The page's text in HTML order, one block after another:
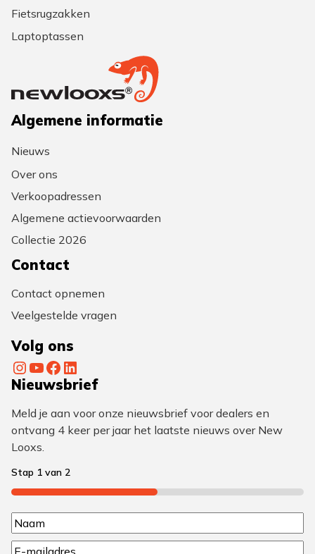
Fietsrugzakken
Laptoptassen
Algemene informatie
Nieuws
Over ons
Verkoopadressen
Algemene actievoorwaarden
Collectie 2026
Contact
Contact opnemen
Veelgestelde vragen
Volg ons
InstagramYouTube Facebook LinkedIn
Nieuwsbrief
Meld je aan voor onze nieuwsbrief voor dealers en
ontvang 4 keer per jaar het laatste nieuws over New
Looxs.
Stap 1 van 2
50%
N
a
N
E